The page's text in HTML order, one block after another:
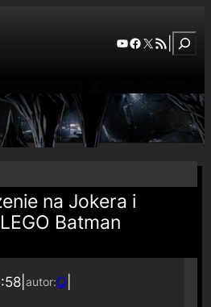
YouTube
Facebook
X RSS Feed
na Jokera i
Batman
| autor:Q